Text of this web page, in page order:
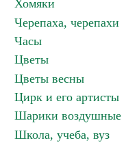
Хомяки
Черепаха, черепахи
Часы
Цветы
Цветы весны
Цирк и его артисты
Шарики воздушные
Школа, учеба, вуз